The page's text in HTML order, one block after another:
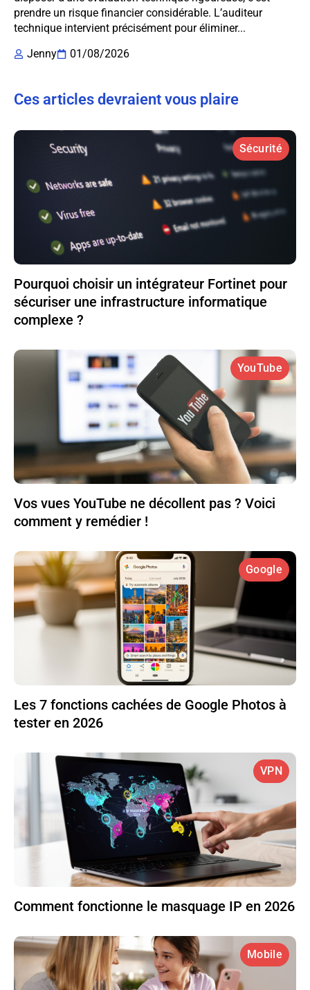
prendre un risque financier considérable. L’auditeur
technique intervient précisément pour éliminer...
Jenny
01/08/2026
Ces articles devraient vous plaire
Sécurité
Pourquoi choisir un intégrateur Fortinet pour
sécuriser une infrastructure informatique
complexe ?
YouTube
Vos vues YouTube ne décollent pas ? Voici
comment y remédier !
Google
Les 7 fonctions cachées de Google Photos à
tester en 2026
VPN
Comment fonctionne le masquage IP en 2026
Mobile